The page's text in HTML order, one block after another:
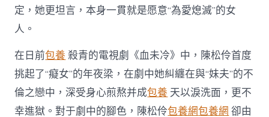
定，她更坦言，本身一貫就是愿意“為愛熄滅”的女
人。
在日前包養 殺青的電視劇《血未冷》中，陳松伶首度
挑起了“癡女”的年夜梁，在劇中她糾纏在與“妹夫”的不
倫之戀中，深受身心煎熬并成包養 天以淚洗面，更不
幸進獄。對于劇中的腳色，陳松伶包養網包養網 卻由